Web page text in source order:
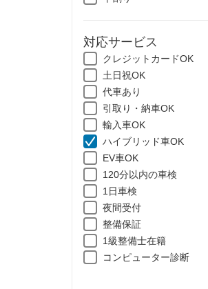
対応サービス
クレジットカードOK
土日祝OK
代車あり
引取り・納車OK
輸入車OK
ハイブリッド車OK
EV車OK
120分以内の車検
1日車検
夜間受付
整備保証
1級整備士在籍
コンピューター診断